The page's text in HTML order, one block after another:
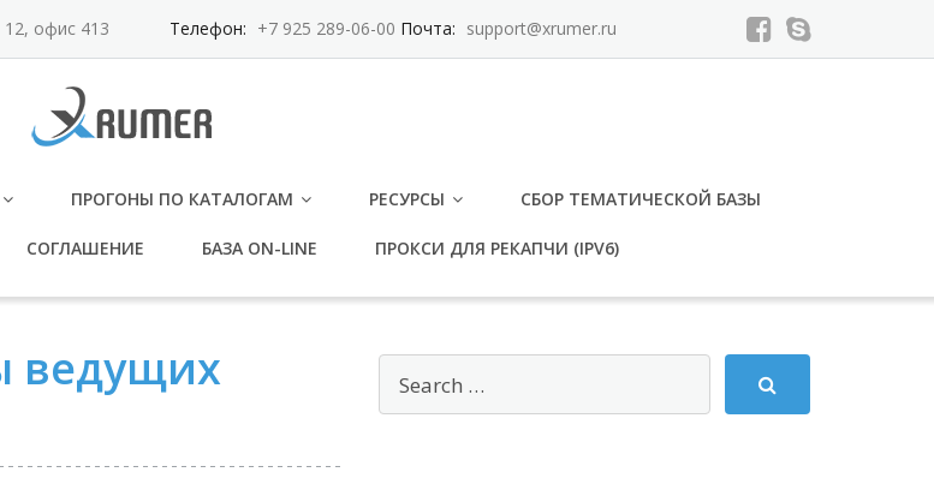
12, офис 413 Телефон: +7 925 289-06-00 Почта: support@xrumer.ru
ПРОГОНЫ ПО КАТАЛОГАМ РЕСУРСЫ СБОР ТЕМАТИЧЕСКОЙ БАЗЫ
СОГЛАШЕНИЕ БАЗА ON-LINE ПРОКСИ ДЛЯ РЕКАПЧИ (IPV6)
ведущих